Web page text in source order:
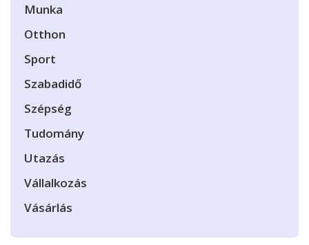
Munka
Otthon
Sport
Szabadidő
Szépség
Tudomány
Utazás
Vállalkozás
Vásárlás